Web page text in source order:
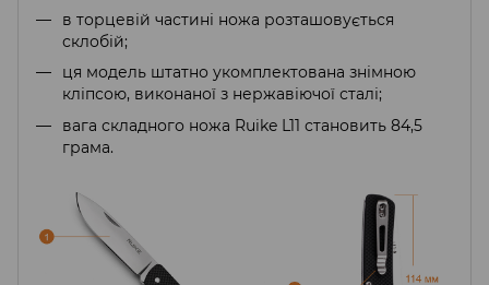
в торцевій частині ножа розташовується
склобій;
ця модель штатно укомплектована знімною
кліпсою, виконаної з нержавіючої сталі;
вага складного ножа Ruike L11 становить 84,5
грама.